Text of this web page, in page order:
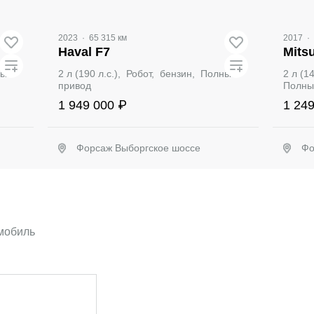
2023 · 65 315 км
Haval F7
2 л (190 л.с.), Робот, бензин, Полный
привод
1 949 000 ₽
Форсаж Выборгское шоссе
2017 ·
2 л
1